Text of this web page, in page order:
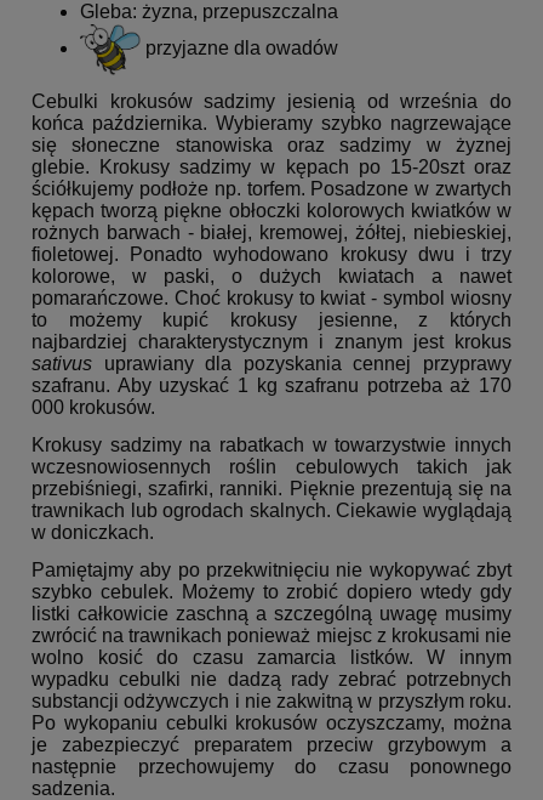
Gleba: żyzna, przepuszczalna
przyjazne dla owadów
Cebulki krokusów sadzimy jesienią od września do
końca października. Wybieramy szybko nagrzewające
się słoneczne stanowiska oraz sadzimy w żyznej
glebie. Krokusy sadzimy w kępach po 15-20szt oraz
ściółkujemy podłoże np. torfem. Posadzone w zwartych
kępach tworzą piękne obłoczki kolorowych kwiatków w
rożnych barwach - białej, kremowej, żółtej, niebieskiej,
fioletowej. Ponadto wyhodowano krokusy dwu i trzy
kolorowe, w paski, o dużych kwiatach a nawet
pomarańczowe. Choć krokusy to kwiat - symbol wiosny
to możemy kupić krokusy jesienne, z których
najbardziej charakterystycznym i znanym jest krokus
sativus uprawiany dla pozyskania cennej przyprawy
szafranu. Aby uzyskać 1 kg szafranu potrzeba aż 170
000 krokusów.
Krokusy sadzimy na rabatkach w towarzystwie innych
wczesnowiosennych roślin cebulowych takich jak
przebiśniegi, szafirki, ranniki. Pięknie prezentują się na
trawnikach lub ogrodach skalnych. Ciekawie wyglądają
w doniczkach.
Pamiętajmy aby po przekwitnięciu nie wykopywać zbyt
szybko cebulek. Możemy to zrobić dopiero wtedy gdy
listki całkowicie zaschną a szczególną uwagę musimy
zwrócić na trawnikach ponieważ miejsc z krokusami nie
wolno kosić do czasu zamarcia listków. W innym
wypadku cebulki nie dadzą rady zebrać potrzebnych
substancji odżywczych i nie zakwitną w przyszłym roku.
Po wykopaniu cebulki krokusów oczyszczamy, można
je zabezpieczyć preparatem przeciw grzybowym a
następnie przechowujemy do czasu ponownego
sadzenia.